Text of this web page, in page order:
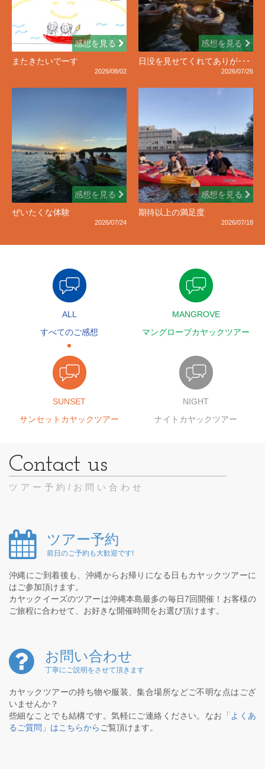
感想を見る
またきたいでーす
2026/08/02
感想を見る
日没を見せてくれてありが･･･
2026/07/26
感想を見る
ぜいたくな体験
2026/07/24
感想を見る
期待以上の満足度
2026/07/18
ALL
すべてのご感想
MANGROVE
マングローブカヤックツアー
SUNSET
サンセットカヤックツアー
NIGHT
ナイトカヤックツアー
ツアー予約/お問い合わせ
ツアー予約
前日のご予約も大歓迎です!
沖縄にご到着後も、沖縄からお帰りになる日もカヤックツアーに
はご参加頂けます。
カヤックイーズのツアーは沖縄本島最多の毎日7回開催！お客様の
ご旅程に合わせて、お好きな開催時間をお選び頂けます。
お問い合わせ
丁寧にご説明をさせて頂きます
カヤックツアーの持ち物や服装、集合場所などご不明な点はござ
いませんか？
些細なことでも結構です。気軽にご連絡ください。なお
「よくあ
るご質問」はこちらから ご覧頂けます。